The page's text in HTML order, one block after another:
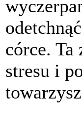
córce.
stresu i